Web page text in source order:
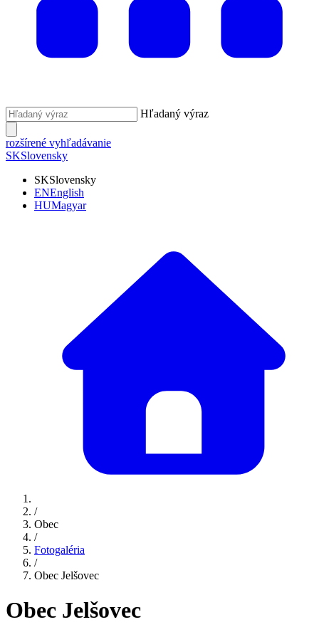
Hľadaný výraz
rozšírené vyhľadávanie
SKSlovensky
SKSlovensky
ENEnglish
HUMagyar
/
Obec
/
Fotogaléria
/
Obec Jelšovec
Obec Jelšovec